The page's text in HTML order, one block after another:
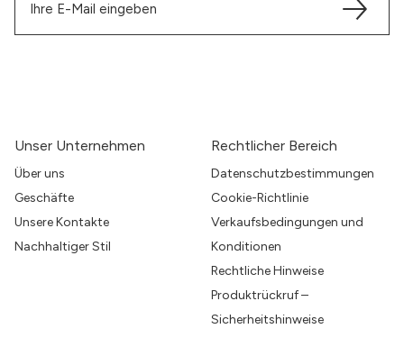
Unser Unternehmen
Über uns
Geschäfte
Unsere Kontakte
Nachhaltiger Stil
Rechtlicher Bereich
Datenschutzbestimmungen
Cookie-Richtlinie
Verkaufsbedingungen und
Konditionen
Rechtliche Hinweise
Produktrückruf –
Sicherheitshinweise